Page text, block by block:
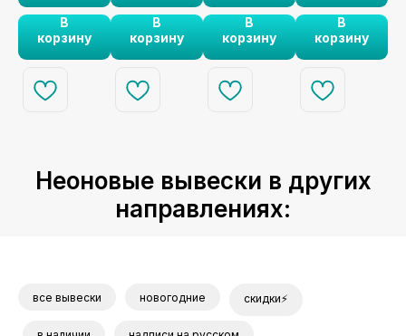
наскольк
о это
важно
каждого
момента. ⏳✨
В
корзину
месте. 🏡✨
В
корзину
символом
домашнего уюта.
🏠✨
В
корзину
стильным
акцентом для
любителей
В
корзину
Неоновые вывески в других
направлениях:
все вывески новогодние скидки⚡